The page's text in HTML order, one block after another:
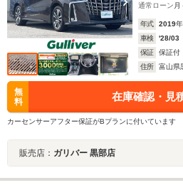
通常ローン 月
年式 2019年
車検
'28/03
保証
保証付
住所
富山県
無
料
在庫確認・見
カーセンサーアフター保証がBプランに付いています
販売店： ガリバー 黒部店